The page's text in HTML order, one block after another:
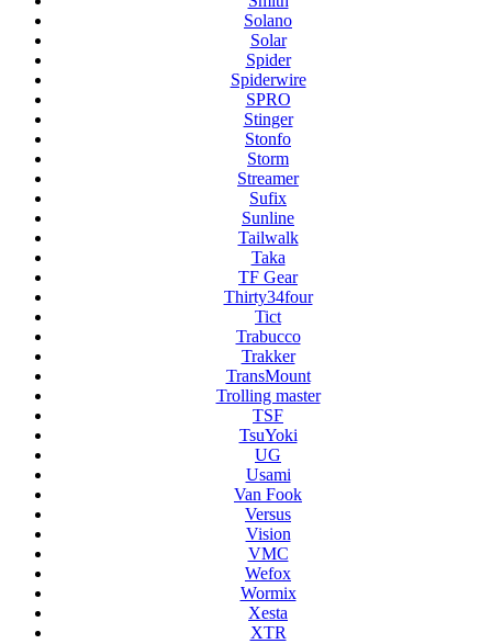
Solano
Solar
Spider
Spiderwire
SPRO
Stinger
Stonfo
Storm
Streamer
Sufix
Sunline
Tailwalk
Taka
TF Gear
Thirty34four
Tict
Trabucco
Trakker
TransMount
Trolling master
TSF
TsuYoki
UG
Usami
Van Fook
Versus
Vision
VMC
Wefox
Wormix
Xesta
XTR